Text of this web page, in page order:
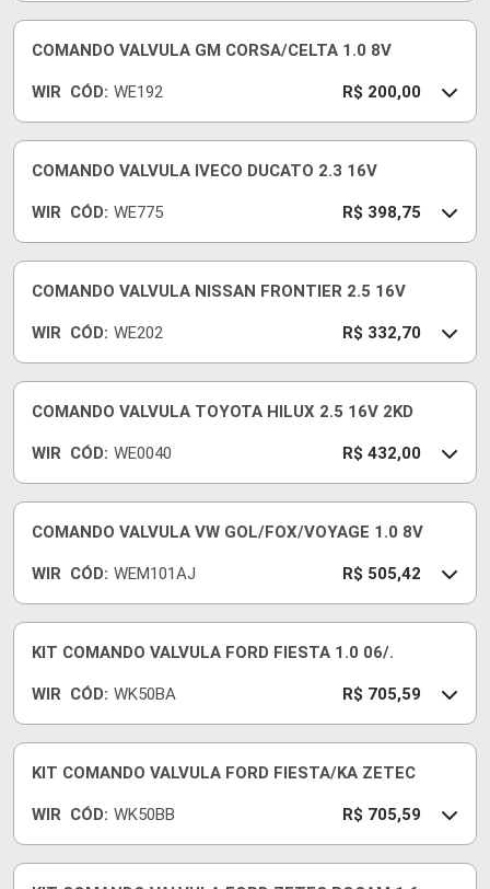
COMANDO VALVULA GM CORSA/CELTA 1.0 8V
WIR CÓD: WE192 R$ 200,00
COMANDO VALVULA IVECO DUCATO 2.3 16V
WIR CÓD: WE775 R$ 398,75
COMANDO VALVULA NISSAN FRONTIER 2.5 16V
WIR CÓD: WE202 R$ 332,70
COMANDO VALVULA TOYOTA HILUX 2.5 16V 2KD
WIR CÓD: WE0040 R$ 432,00
COMANDO VALVULA VW GOL/FOX/VOYAGE 1.0 8V
WIR CÓD: WEM101AJ R$ 505,42
KIT COMANDO VALVULA FORD FIESTA 1.0 06/.
WIR CÓD: WK50BA R$ 705,59
KIT COMANDO VALVULA FORD FIESTA/KA ZETEC
WIR CÓD: WK50BB R$ 705,59